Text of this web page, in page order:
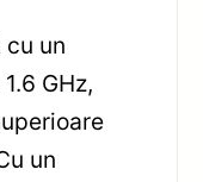
cu un
GHz,
un